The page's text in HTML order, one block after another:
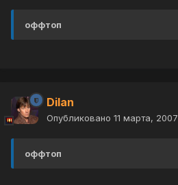
оффтоп
Dilan
Опубликовано 11 марта, 2007
оффтоп